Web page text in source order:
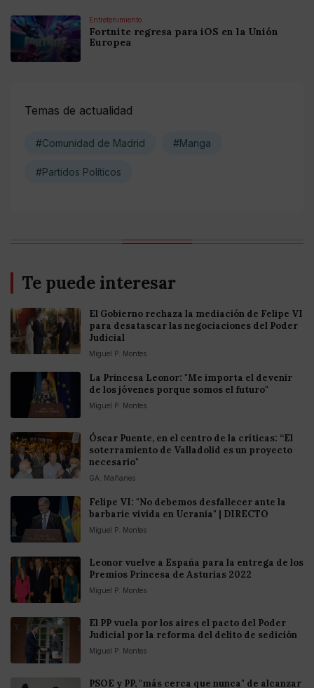
Entretenimiento
Fortnite regresa para iOS en la Unión
Europea
Temas de actualidad
#Comunidad de Madrid #Manga
#Partidos Políticos
Te puede interesar
El Gobierno rechaza la mediación de Felipe VI
para desatascar las negociaciones del Poder
Judicial
Miguel P. Montes
La Princesa Leonor: "Me importa el devenir
de los jóvenes porque somos el futuro"
Miguel P. Montes
Óscar Puente, en el centro de la críticas: “El
soterramiento de Valladolid es un proyecto
necesario"
GA. Mañanes
Felipe VI: "No debemos desfallecer ante la
barbarie vivida en Ucrania" | DIRECTO
Miguel P. Montes
Leonor vuelve a España para la entrega de los
Premios Princesa de Asturias 2022
Miguel P. Montes
El PP vuela por los aires el pacto del Poder
Judicial por la reforma del delito de sedición
Miguel P. Montes
PSOE y PP, "más cerca que nunca" de alcanzar